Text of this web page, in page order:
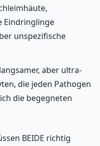
Eindringlinge
unspezifische
aber ultra-
die jeden Pathogen
die begegneten
BEIDE richtig